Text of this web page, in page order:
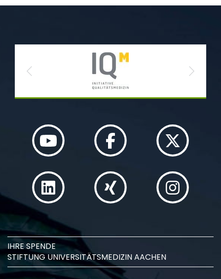
Previous Next
IHRE SPENDE
STIFTUNG UNIVERSITÄTSMEDIZIN AACHEN